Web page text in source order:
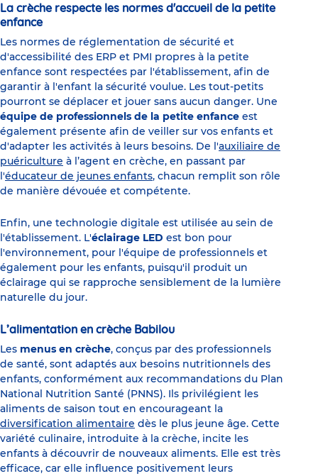
La crèche respecte les normes d'accueil de la petite
enfance
Les normes de réglementation de sécurité et
d'accessibilité des ERP et PMI propres à la petite
enfance sont respectées par l'établissement, afin de
garantir à l'enfant la sécurité voulue. Les tout-petits
pourront se déplacer et jouer sans aucun danger. Une
équipe de professionnels de la petite enfance est
également présente afin de veiller sur vos enfants et
d'adapter les activités à leurs besoins. De l'auxiliaire de
puériculture à l’agent en crèche, en passant par
l'éducateur de jeunes enfants, chacun remplit son rôle
de manière dévouée et compétente.
Enfin, une technologie digitale est utilisée au sein de
l'établissement. L'éclairage LED est bon pour
l'environnement, pour l'équipe de professionnels et
également pour les enfants, puisqu'il produit un
éclairage qui se rapproche sensiblement de la lumière
naturelle du jour.
L’alimentation en crèche Babilou
Les menus en crèche, conçus par des professionnels
de santé, sont adaptés aux besoins nutritionnels des
enfants, conformément aux recommandations du Plan
National Nutrition Santé (PNNS). Ils privilégient les
aliments de saison tout en encourageant la
diversification alimentaire dès le plus jeune âge. Cette
variété culinaire, introduite à la crèche, incite les
enfants à découvrir de nouveaux aliments. Elle est très
efficace, car elle influence positivement leurs